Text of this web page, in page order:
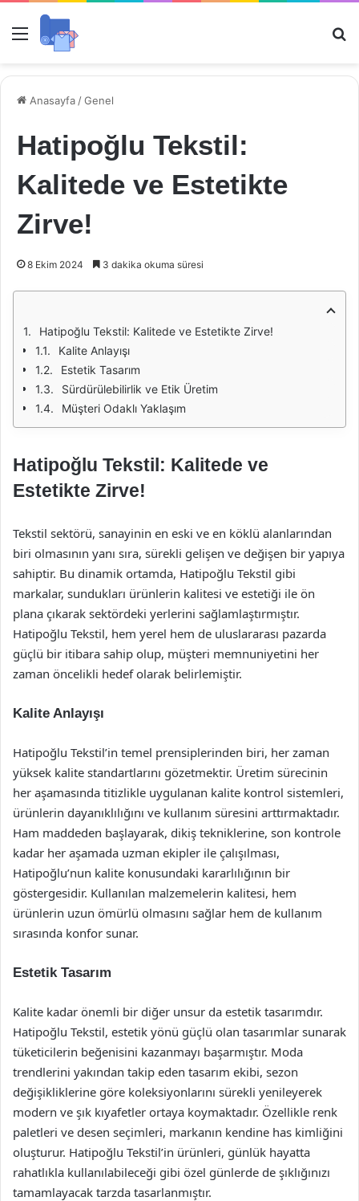
Menü
Anasayfa /Genel
Hatipoğlu Tekstil:
Kalitede ve Estetikte
Zirve!
8 Ekim 2024 3 dakika okuma süresi
Hatipoğlu Tekstil: Kalitede ve Estetikte Zirve!
Kalite Anlayışı
Estetik Tasarım
Sürdürülebilirlik ve Etik Üretim
Müşteri Odaklı Yaklaşım
Hatipoğlu Tekstil: Kalitede ve
Estetikte Zirve!
Tekstil sektörü, sanayinin en eski ve en köklü alanlarından
biri olmasının yanı sıra, sürekli gelişen ve değişen bir yapıya
sahiptir. Bu dinamik ortamda, Hatipoğlu Tekstil gibi
markalar, sundukları ürünlerin kalitesi ve estetiği ile ön
plana çıkarak sektördeki yerlerini sağlamlaştırmıştır.
Hatipoğlu Tekstil, hem yerel hem de uluslararası pazarda
güçlü bir itibara sahip olup, müşteri memnuniyetini her
zaman öncelikli hedef olarak belirlemiştir.
Kalite Anlayışı
Hatipoğlu Tekstil’in temel prensiplerinden biri, her zaman
yüksek kalite standartlarını gözetmektir. Üretim sürecinin
her aşamasında titizlikle uygulanan kalite kontrol sistemleri,
ürünlerin dayanıklılığını ve kullanım süresini arttırmaktadır.
Ham maddeden başlayarak, dikiş tekniklerine, son kontrole
kadar her aşamada uzman ekipler ile çalışılması,
Hatipoğlu’nun kalite konusundaki kararlılığının bir
göstergesidir. Kullanılan malzemelerin kalitesi, hem
ürünlerin uzun ömürlü olmasını sağlar hem de kullanım
sırasında konfor sunar.
Estetik Tasarım
Kalite kadar önemli bir diğer unsur da estetik tasarımdır.
Hatipoğlu Tekstil, estetik yönü güçlü olan tasarımlar sunarak
tüketicilerin beğenisini kazanmayı başarmıştır. Moda
trendlerini yakından takip eden tasarım ekibi, sezon
değişikliklerine göre koleksiyonlarını sürekli yenileyerek
modern ve şık kıyafetler ortaya koymaktadır. Özellikle renk
paletleri ve desen seçimleri, markanın kendine has kimliğini
oluşturur. Hatipoğlu Tekstil’in ürünleri, günlük hayatta
rahatlıkla kullanılabileceği gibi özel günlerde de şıklığınızı
tamamlayacak tarzda tasarlanmıştır.